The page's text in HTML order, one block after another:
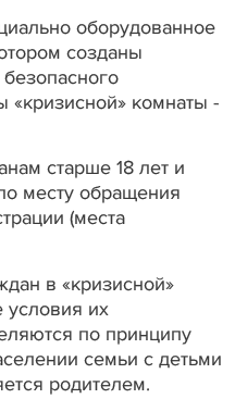
оборудованное
созданы
комнаты -
старше 18 лет и
месту обращения
(места
в «кризисной»
условия их
по принципу
семьи с детьми
родителем.